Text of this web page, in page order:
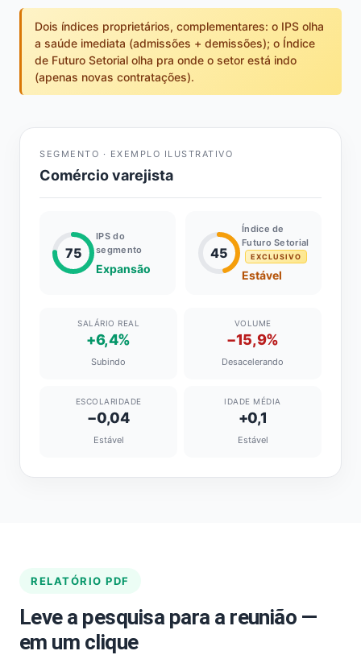
Dois índices proprietários, complementares: o IPS olha
a saúde imediata (admissões + demissões); o Índice
de Futuro Setorial olha pra onde o setor está indo
(apenas novas contratações).
SEGMENTO · EXEMPLO ILUSTRATIVO
Comércio varejista
75
IPS do
segmento
Expansão
45
Índice de
Futuro Setorial
EXCLUSIVO
Estável
SALÁRIO REAL
+6,4%
Subindo
VOLUME
−15,9%
Desacelerando
ESCOLARIDADE
−0,04
Estável
IDADE MÉDIA
+0,1
Estável
RELATÓRIO PDF
Leve a pesquisa para a reunião —
em um clique